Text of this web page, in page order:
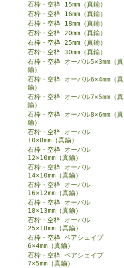
石枠・空枠 15mm（真鍮）
石枠・空枠 16mm（真鍮）
石枠・空枠 18mm（真鍮）
石枠・空枠 20mm（真鍮）
石枠・空枠 25mm（真鍮）
石枠・空枠 30mm（真鍮）
石枠・空枠 オーバル5×3mm（真
鍮）
石枠・空枠 オーバル6×4mm（真
鍮）
石枠・空枠 オーバル7×5mm（真
鍮）
石枠・空枠 オーバル8×6mm（真
鍮）
石枠・空枠 オーバル
10×8mm（真鍮）
石枠・空枠 オーバル
12×10mm（真鍮）
石枠・空枠 オーバル
14×10mm（真鍮）
石枠・空枠 オーバル
16×12mm（真鍮）
石枠・空枠 オーバル
18×13mm（真鍮）
石枠・空枠 オーバル
25×18mm（真鍮）
石枠・空枠 ペアシェイプ
6×4mm（真鍮）
石枠・空枠 ペアシェイプ
7×5mm（真鍮）